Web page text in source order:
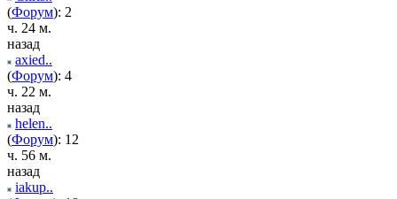
(Форум): 2
ч. 24 м.
назад
axied..
(Форум): 4
ч. 22 м.
назад
helen..
(Форум): 12
ч. 56 м.
назад
iakup..